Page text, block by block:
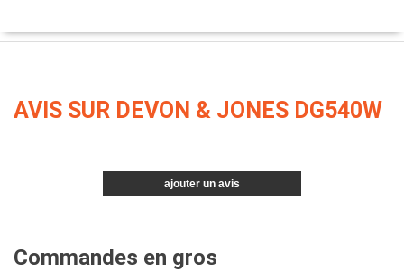
AVIS SUR DEVON & JONES DG540W
ajouter un avis
Commandes en gros